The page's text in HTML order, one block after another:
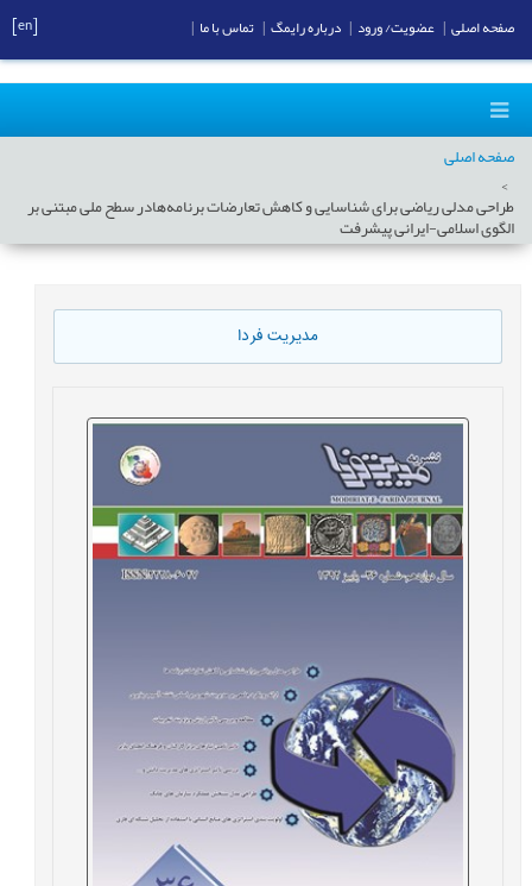
صفحه اصلی
طراحی مدلی ریاضی برای شناسایی و کاهش تعارضات برنامه‌هادر سطح ملی مبتنی بر
الگوی اسلامی-ایرانی پیشرفت
مدیریت فردا
صفحه اصلی عضویت/ ورود درباره رایمگ تماس با ما